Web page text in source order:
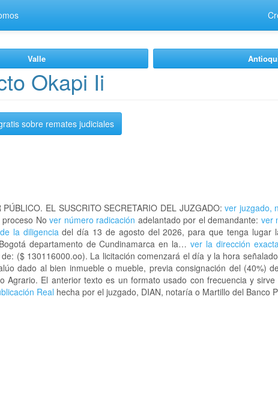
Valle
Okapi Ii
sobre remates judiciales
EL SUSCRITO SECRETARIO DEL JUZGADO: ver juzgado,
proceso Nover número radicación adelantado por el demandante: ver
la diligenciadel día 13 de agosto del 2026, para que tenga lugar
departamento de Cundinamarca en la…ver la dirección
($ 130116000.oo). La licitación comenzará el día y la hora
dado al bien inmueble o mueble, previa consignación del (40%)
El anterior texto es un formato usado con frecuencia y
Real hecha por el juzgado, DIAN, notaría o Martillo del Banco